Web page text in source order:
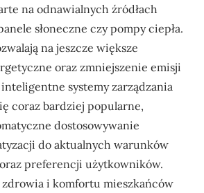
na odnawialnych źródłach
słoneczne czy pompy ciepła.
na jeszcze większe
oraz zmniejszenie emisji
systemy zarządzania
coraz bardziej popularne,
dostosowywanie
do aktualnych warunków
preferencji użytkowników.
zdrowia i komfortu mieszkańców